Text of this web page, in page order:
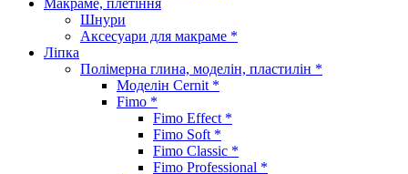
Шнури
Аксесуари для макраме *
Ліпка
Полімерна глина, моделін, пластилін *
Моделін Cernit *
Fimo *
Fimo Effect *
Fimo Soft *
Fimo Classic *
Fimo Professional *